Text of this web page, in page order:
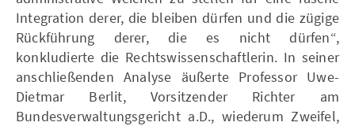
Integration derer, die bleiben dürfen und die zügige
Rückführung derer, die es nicht dürfen“,
konkludierte die Rechtswissenschaftlerin. In seiner
anschließenden Analyse äußerte Professor Uwe-
Dietmar Berlit, Vorsitzender Richter am
Bundesverwaltungsgericht a.D., wiederum Zweifel,